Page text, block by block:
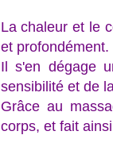
La chaleur et le
et profondément.
Il s'en dégage
sensibilité et de
Grâce au
corps, et fait